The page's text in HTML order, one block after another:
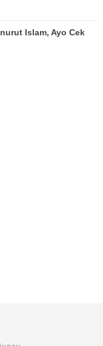
Islam, Ayo Cek